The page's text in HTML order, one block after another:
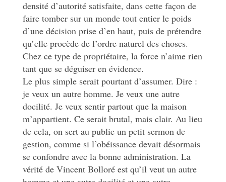
densité d’autorité satisfaite, dans cette façon de
faire tomber sur un monde tout entier le poids
d’une décision prise d’en haut, puis de prétendre
qu’elle procède de l’ordre naturel des choses.
Chez ce type de propriétaire, la force n’aime rien
tant que se déguiser en évidence.
Le plus simple serait pourtant d’assumer. Dire :
je veux un autre homme. Je veux une autre
docilité. Je veux sentir partout que la maison
m’appartient. Ce serait brutal, mais clair. Au lieu
de cela, on sert au public un petit sermon de
gestion, comme si l’obéissance devait désormais
se confondre avec la bonne administration. La
vérité de Vincent Bolloré est qu’il veut un autre